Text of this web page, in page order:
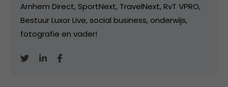
Arnhem Direct, SportNext, TravelNext, RvT VPRO,
Bestuur Luxor Live, social business, onderwijs,
fotografie en vader!